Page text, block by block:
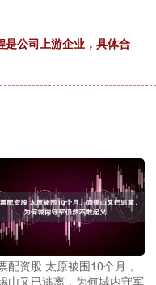
是公司上游企业，具体合
配资股 太原被围10个月，
山又已逃离，为何城内守军